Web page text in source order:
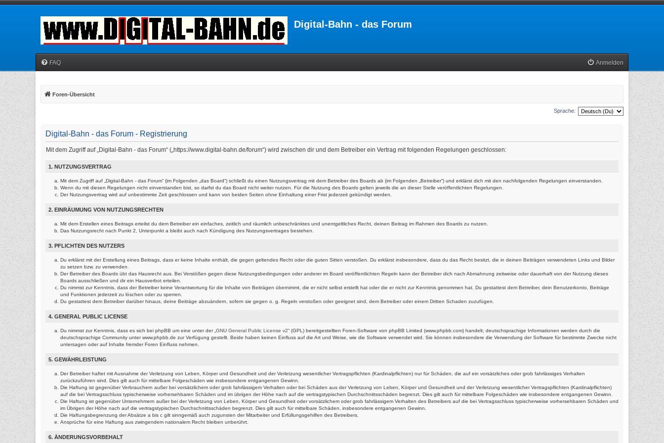
Digital-Bahn - das Forum
FAQ Anmelden
Foren-Übersicht
Sprache:
Digital-Bahn - das Forum - Registrierung
Mit dem Zugriff auf „Digital-Bahn - das Forum“ („https://www.digital-bahn.de/forum“) wird zwischen dir und dem Betreiber ein Vertrag mit folgenden Regelungen geschlossen:
1. NUTZUNGSVERTRAG
Mit dem Zugriff auf „Digital-Bahn - das Forum“ (im Folgenden „das Board“) schließt du einen Nutzungsvertrag mit dem Betreiber des Boards ab (im Folgenden „Betreiber“) und erklärst dich mit den nachfolgenden Regelungen einverstanden.
Wenn du mit diesen Regelungen nicht einverstanden bist, so darfst du das Board nicht weiter nutzen. Für die Nutzung des Boards gelten jeweils die an dieser Stelle veröffentlichten Regelungen.
Der Nutzungsvertrag wird auf unbestimmte Zeit geschlossen und kann von beiden Seiten ohne Einhaltung einer Frist jederzeit gekündigt werden.
2. EINRÄUMUNG VON NUTZUNGSRECHTEN
Mit dem Erstellen eines Beitrags erteilst du dem Betreiber ein einfaches, zeitlich und räumlich unbeschränktes und unentgeltliches Recht, deinen Beitrag im Rahmen des Boards zu nutzen.
Das Nutzungsrecht nach Punkt 2, Unterpunkt a bleibt auch nach Kündigung des Nutzungsvertrages bestehen.
3. PFLICHTEN DES NUTZERS
Du erklärst mit der Erstellung eines Beitrags, dass er keine Inhalte enthält, die gegen geltendes Recht oder die guten Sitten verstoßen. Du erklärst insbesondere, dass du das Recht besitzt, die in deinen Beiträgen verwendeten Links und Bilder
zu setzen bzw. zu verwenden.
Der Betreiber des Boards übt das Hausrecht aus. Bei Verstößen gegen diese Nutzungsbedingungen oder anderer im Board veröffentlichten Regeln kann der Betreiber dich nach Abmahnung zeitweise oder dauerhaft von der Nutzung dieses
Boards ausschließen und dir ein Hausverbot erteilen.
Du nimmst zur Kenntnis, dass der Betreiber keine Verantwortung für die Inhalte von Beiträgen übernimmt, die er nicht selbst erstellt hat oder die er nicht zur Kenntnis genommen hat. Du gestattest dem Betreiber, dein Benutzerkonto, Beiträge
und Funktionen jederzeit zu löschen oder zu sperren.
Du gestattest dem Betreiber darüber hinaus, deine Beiträge abzuändern, sofern sie gegen o. g. Regeln verstoßen oder geeignet sind, dem Betreiber oder einem Dritten Schaden zuzufügen.
4. GENERAL PUBLIC LICENSE
Du nimmst zur Kenntnis, dass es sich bei phpBB um eine unter der „ GNU General Public License v2“ (GPL) bereitgestellten Foren-Software von phpBB Limited (www.phpbb.com) handelt; deutschsprachige Informationen werden durch die
deutschsprachige Community unter www.phpbb.de zur Verfügung gestellt. Beide haben keinen Einfluss auf die Art und Weise, wie die Software verwendet wird. Sie können insbesondere die Verwendung der Software für bestimmte Zwecke nicht
untersagen oder auf Inhalte fremder Foren Einfluss nehmen.
5. GEWÄHRLEISTUNG
Der Betreiber haftet mit Ausnahme der Verletzung von Leben, Körper und Gesundheit und der Verletzung wesentlicher Vertragspflichten (Kardinalpflichten) nur für Schäden, die auf ein vorsätzliches oder grob fahrlässiges Verhalten
zurückzuführen sind. Dies gilt auch für mittelbare Folgeschäden wie insbesondere entgangenen Gewinn.
Die Haftung ist gegenüber Verbrauchern außer bei vorsätzlichem oder grob fahrlässigem Verhalten oder bei Schäden aus der Verletzung von Leben, Körper und Gesundheit und der Verletzung wesentlicher Vertragspflichten (Kardinalpflichten)
auf die bei Vertragsschluss typischerweise vorhersehbaren Schäden und im übrigen der Höhe nach auf die vertragstypischen Durchschnittsschäden begrenzt. Dies gilt auch für mittelbare Folgeschäden wie insbesondere entgangenen Gewinn.
Die Haftung ist gegenüber Unternehmern außer bei der Verletzung von Leben, Körper und Gesundheit oder vorsätzlichem oder grob fahrlässigem Verhalten des Betreibers auf die bei Vertragsschluss typischerweise vorhersehbaren Schäden und
im Übrigen der Höhe nach auf die vertragstypischen Durchschnittsschäden begrenzt. Dies gilt auch für mittelbare Schäden, insbesondere entgangenen Gewinn.
Die Haftungsbegrenzung der Absätze a bis c gilt sinngemäß auch zugunsten der Mitarbeiter und Erfüllungsgehilfen des Betreibers.
Ansprüche für eine Haftung aus zwingendem nationalem Recht bleiben unberührt.
6. ÄNDERUNGSVORBEHALT